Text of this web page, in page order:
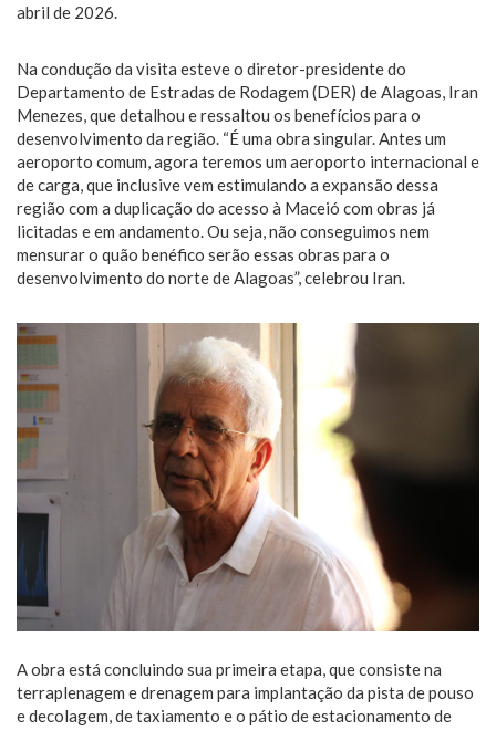
abril de 2026.
Na condução da visita esteve o diretor-presidente do
Departamento de Estradas de Rodagem (DER) de Alagoas, Iran
Menezes, que detalhou e ressaltou os benefícios para o
desenvolvimento da região. “É uma obra singular. Antes um
aeroporto comum, agora teremos um aeroporto internacional e
de carga, que inclusive vem estimulando a expansão dessa
região com a duplicação do acesso à Maceió com obras já
licitadas e em andamento. Ou seja, não conseguimos nem
mensurar o quão benéfico serão essas obras para o
desenvolvimento do norte de Alagoas”, celebrou Iran.
A obra está concluindo sua primeira etapa, que consiste na
terraplenagem e drenagem para implantação da pista de pouso
e decolagem, de taxiamento e o pátio de estacionamento de